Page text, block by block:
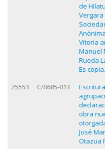
de
Vergara
Vitoria
Manuel
Rueda
Es copia.
25553 C/0685-013
obra
José
Otazua